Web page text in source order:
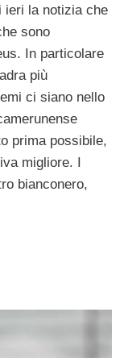
ieri la notizia che
sono
In particolare
più
ci siano nello
prima possibile,
migliore. I
bianconero,